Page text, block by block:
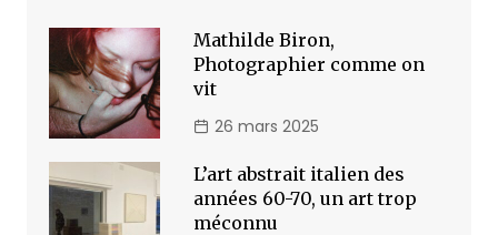
Mathilde Biron,
Photographier comme on
vit
26 mars 2025
L’art abstrait italien des
années 60-70, un art trop
méconnu